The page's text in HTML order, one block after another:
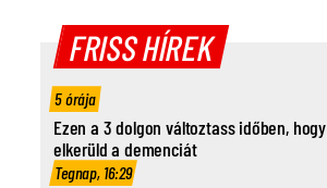
FRISS HÍREK
5 órája
Ezen a 3 dolgon változtass időben, hogy
elkerüld a demenciát
Tegnap, 16:29